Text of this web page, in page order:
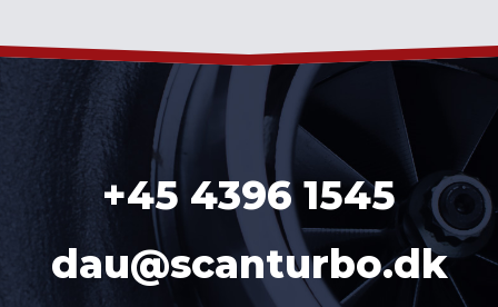
+45 4396 1545
dau@scanturbo.dk